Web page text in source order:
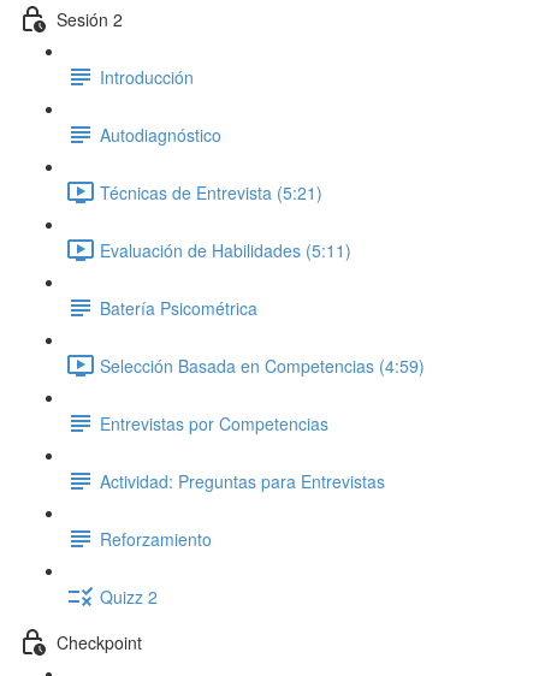
Sesión 2
Introducción
Autodiagnóstico
Técnicas de Entrevista (5:21)
Evaluación de Habilidades (5:11)
Batería Psicométrica
Selección Basada en Competencias (4:59)
Entrevistas por Competencias
Actividad: Preguntas para Entrevistas
Reforzamiento
Quizz 2
Checkpoint